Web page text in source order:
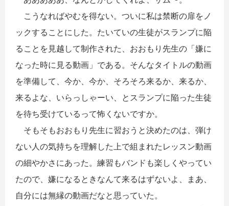
こうなればやむを得ない。ついに私は禁断の扉をノ
ックすることにした。たいていの生徒がスランプに陥
ることを見越して制作された、おおもり先生の「嫌に
なった時に見る動画」である。そんなタイトルの動画
を準備して、今か、今か、そろそろ来るか、来るか、
来るよな、いらっしゃーい、とスランプに陥った生徒
を待ち受けているって怖くないですか。
そもそもおおもり先生に習おうと決めたのは、弾け
ない人の気持ちを理解した上で組まれたレッスン動画
の細やかさにあった。練習もバンドも楽しくやってい
たので、嫌になるときなんて来るはずないよ、まあ、
自分には無縁の動画だなと思っていた。